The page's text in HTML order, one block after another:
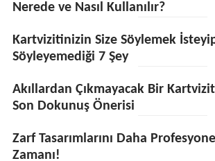
Nerede ve Nasıl Kullanılır?
Kartvizitinizin Size Söylemek
Söyleyemediği 7 Şey
Akıllardan Çıkmayacak Bir
Son Dokunuş Önerisi
Zarf Tasarımlarını Daha
Zamanı!